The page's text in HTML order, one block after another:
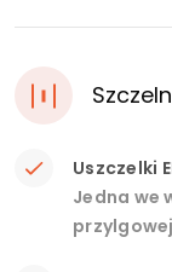
Uszczelki
Jedna we